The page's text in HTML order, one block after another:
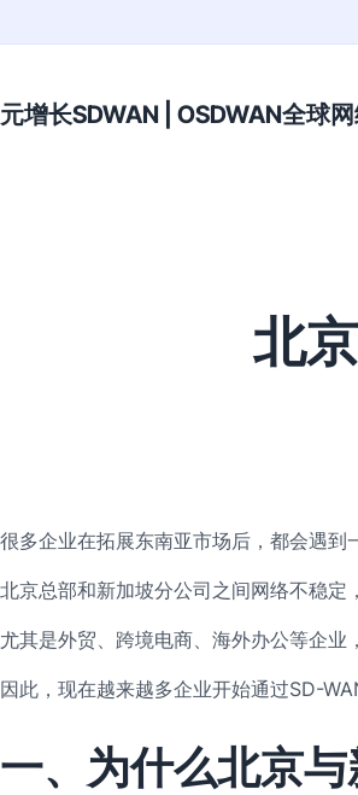
元增长SDWAN | OSDWAN全球
北
很多企业在拓展东南亚市场后，都会遇到
北京总部和新加坡分公司之间网络不稳定
尤其是外贸、跨境电商、海外办公等企业
因此，现在越来越多企业开始通过SD-
一、为什么北京